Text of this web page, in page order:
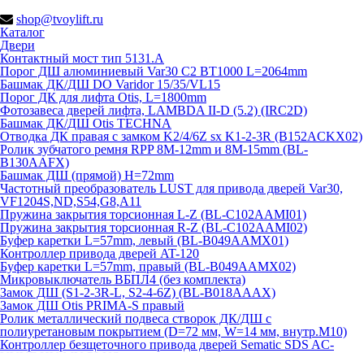
shop@tvoylift.ru
Каталог
Двери
Контактный мост тип 5131.A
Порог ДШ алюминиевый Var30 C2 BT1000 L=2064mm
Башмак ДК/ДШ DO Varidor 15/35/VL15
Порог ДК для лифта Otis, L=1800mm
Фотозавеса дверей лифта, LAMBDA II-D (5.2) (IRC2D)
Башмак ДК/ДШ Otis TECHNA
Отводка ДК правая с замком K2/4/6Z sx K1-2-3R (B152ACKX02)
Ролик зубчатого ремня RPP 8M-12mm и 8M-15mm (BL-
B130AAFX)
Башмак ДШ (прямой) H=72mm
Частотный преобразователь LUST для привода дверей Var30,
VF1204S,ND,S54,G8,A11
Пружина закрытия торсионная L-Z (BL-C102AAMI01)
Пружина закрытия торсионная R-Z (BL-C102AAMI02)
Буфер каретки L=57mm, левый (BL-B049AAMX01)
Контроллер привода дверей AT-120
Буфер каретки L=57mm, правый (BL-B049AAMX02)
Микровыключатель ВБПЛ4 (без комплекта)
Замок ДШ (S1-2-3R-L, S2-4-6Z) (BL-B018AAAX)
Замок ДШ Otis PRIMA-S правый
Ролик металлический подвеса створок ДК/ДШ с
полиуретановым покрытием (D=72 мм, W=14 мм, внутр.М10)
Контроллер безщеточного привода дверей Sematiс SDS AC-